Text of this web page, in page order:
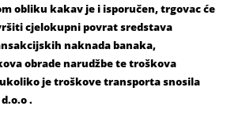
obliku kakav je i isporučen, trgovac će
cjelokupni povrat sredstava
naknada banaka,
obrade narudžbe te troškova
je troškove transporta snosila
.